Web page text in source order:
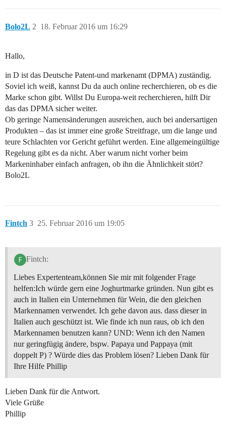
Bolo2L 18. Februar 2016 um 16:29
2
Hallo,
in D ist das Deutsche Patent-und markenamt (DPMA) zuständig.
Soviel ich weiß, kannst Du da auch online recherchieren, ob es die
Marke schon gibt. Willst Du Europa-weit recherchieren, hilft Dir
das das DPMA sicher weiter.
Ob geringe Namensänderungen ausreichen, auch bei andersartigen
Produkten – das ist immer eine große Streitfrage, um die lange und
teure Schlachten vor Gericht geführt werden. Eine allgemeingültige
Regelung gibt es da nicht. Aber warum nicht vorher beim
Markeninhaber einfach anfragen, ob ihn die Ähnlichkeit stört?
Bolo2L
Fintch 25. Februar 2016 um 19:05
3
Fintch:
Liebes Expertenteam,können Sie mir mit folgender Frage
helfen:Ich würde gern eine Joghurtmarke gründen. Nun gibt es
auch in Italien ein Unternehmen für Wein, die den gleichen
Markennamen verwendet. Ich gehe davon aus. dass dieser in
Italien auch geschützt ist. Wie finde ich nun raus, ob ich den
Markennamen benutzen kann? UND: Wenn ich den Namen
nur geringfügig ändere, bspw. Papaya und Pappaya (mit
doppelt P) ? Würde dies das Problem lösen? Lieben Dank für
Ihre Hilfe Phillip
Lieben Dank für die Antwort.
Viele Grüße
Phillip